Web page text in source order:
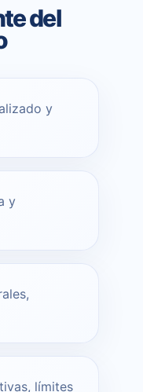
del
y
y
límites